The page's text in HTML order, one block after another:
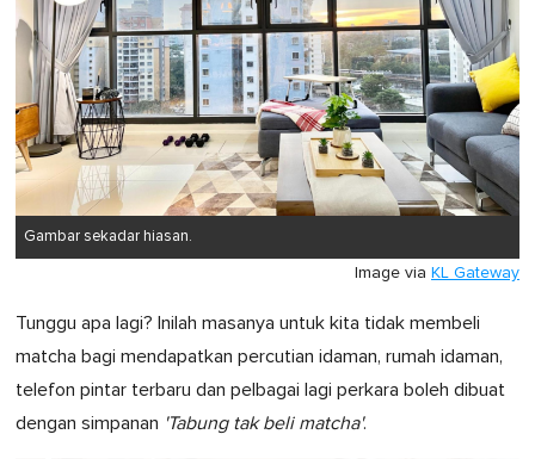
Gambar sekadar hiasan.
Image via KL Gateway
Tunggu apa lagi? Inilah masanya untuk kita tidak membeli
matcha bagi mendapatkan percutian idaman, rumah idaman,
telefon pintar terbaru dan pelbagai lagi perkara boleh dibuat
dengan simpanan 'Tabung tak beli matcha'.